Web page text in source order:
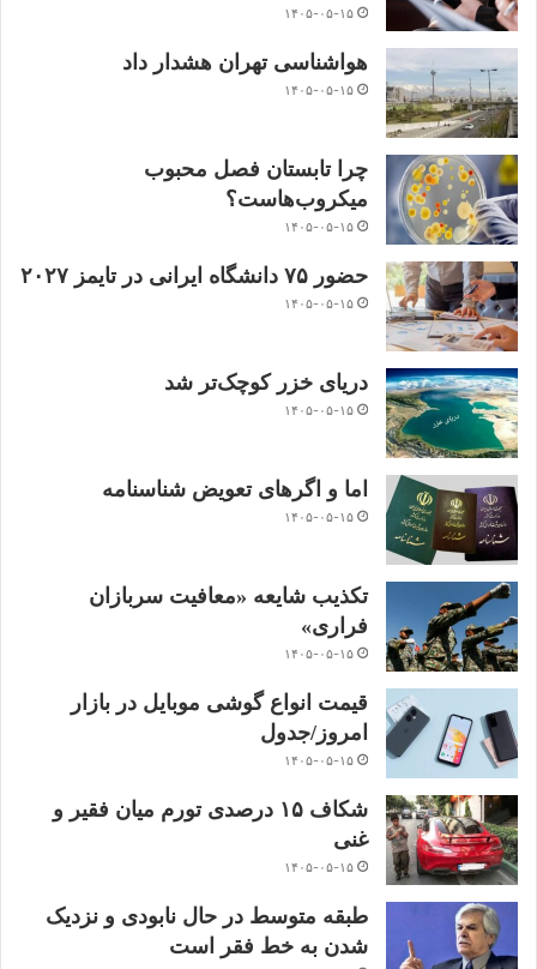
۱۴۰۵-۰۵-۱۵
هواشناسی تهران هشدار داد
۱۴۰۵-۰۵-۱۵
چرا تابستان فصل محبوب
میکروب‌هاست؟
۱۴۰۵-۰۵-۱۵
حضور ۷۵ دانشگاه ایرانی در تایمز ۲۰۲۷
۱۴۰۵-۰۵-۱۵
دریای خزر کوچک‌تر شد
۱۴۰۵-۰۵-۱۵
اما و اگرهای تعویض شناسنامه
۱۴۰۵-۰۵-۱۵
تکذیب شایعه «معافیت سربازان
فراری»
۱۴۰۵-۰۵-۱۵
قیمت انواع گوشی موبایل در بازار
امروز/جدول
۱۴۰۵-۰۵-۱۵
شکاف ۱۵ درصدی تورم میان فقیر و
غنی
۱۴۰۵-۰۵-۱۵
طبقه متوسط در حال نابودی و نزدیک
شدن به خط فقر است